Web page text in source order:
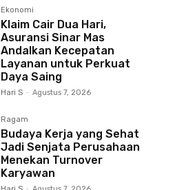
Ekonomi
Klaim Cair Dua Hari,
Asuransi Sinar Mas
Andalkan Kecepatan
Layanan untuk Perkuat
Daya Saing
Hari S - Agustus 7, 2026
Ragam
Budaya Kerja yang Sehat
Jadi Senjata Perusahaan
Menekan Turnover
Karyawan